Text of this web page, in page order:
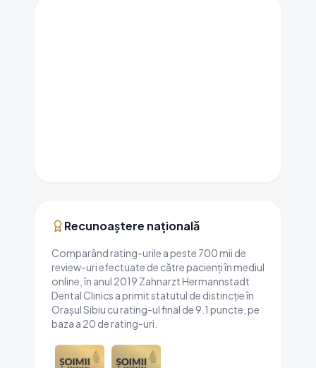
Recunoaștere națională
Comparând rating-urile a peste 700 mii de
review-uri efectuate de către pacienți în mediul
online, în anul 2019 Zahnarzt Hermannstadt
Dental Clinics a primit statutul de distincție în
Orașul Sibiu cu rating-ul final de 9.1 puncte, pe
baza a 20 de rating-uri.